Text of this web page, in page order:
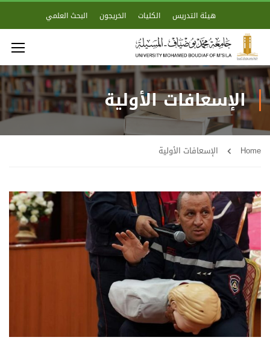
هيئة التدريس الكليات الخريجون البحث العلمي
الإسعافات الأولية
Home الإسعافات الأولية